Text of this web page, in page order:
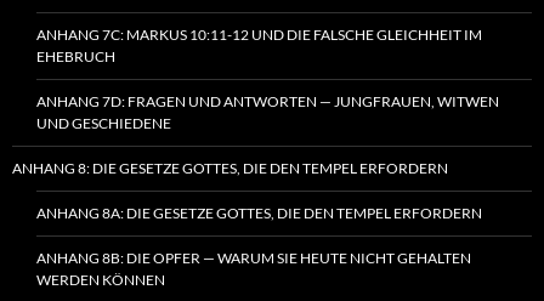
ANHANG 7C: MARKUS 10:11-12 UND DIE FALSCHE GLEICHHEIT IM
EHEBRUCH
ANHANG 7D: FRAGEN UND ANTWORTEN — JUNGFRAUEN, WITWEN
UND GESCHIEDENE
ANHANG 8: DIE GESETZE GOTTES, DIE DEN TEMPEL ERFORDERN
ANHANG 8A: DIE GESETZE GOTTES, DIE DEN TEMPEL ERFORDERN
ANHANG 8B: DIE OPFER — WARUM SIE HEUTE NICHT GEHALTEN
WERDEN KÖNNEN